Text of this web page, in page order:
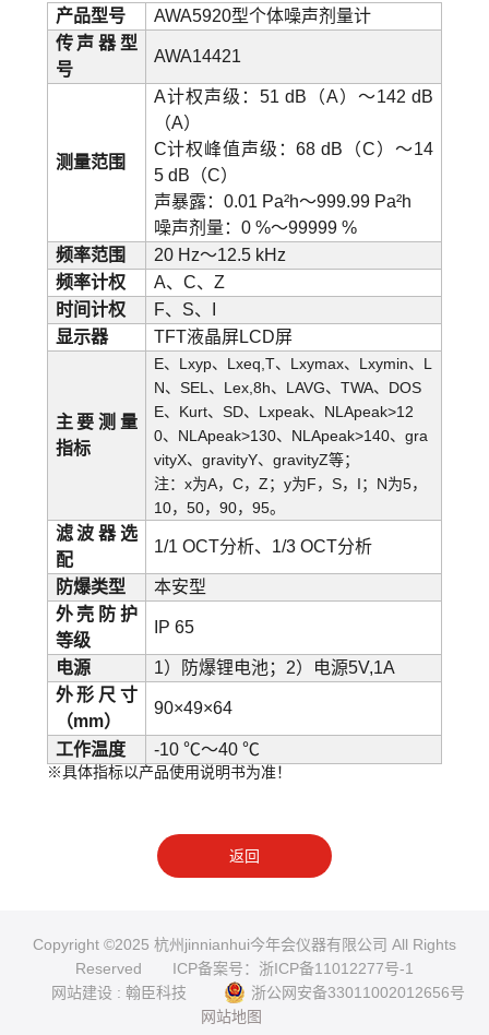
产品型号
AWA5920型个体噪声剂量计
传声器型
号
AWA14421
测量范围
A计权声级：51 dB（A）～142 dB
（A）
C计权峰值声级：68 dB（C）～14
5 dB（C）
声暴露：0.01 Pa²h～999.99 Pa²h
噪声剂量：0 %～99999 %
频率范围
20 Hz～12.5 kHz
频率计权
A、C、Z
时间计权
F、S、I
显示器
TFT液晶屏LCD屏
主要测量
指标
E、Lxyp、Lxeq,T、Lxymax、Lxymin、L
N、SEL、Lex,8h、LAVG、TWA、DOS
E、Kurt、SD、Lxpeak、NLApeak>12
0、NLApeak>130、NLApeak>140、gra
vityX、gravityY、gravityZ等；
注：x为A，C，Z；y为F，S，I；N为5，
10，50，90，95。
滤波器选
配
1/1 OCT分析、1/3 OCT分析
防爆类型
本安型
外壳防护
等级
IP 65
电源
1）防爆锂电池；2）电源5V,1A
外形尺寸
（mm）
90×49×64
工作温度 -10 ℃～40 ℃
※具体指标以产品使用说明书为准！
返回
Copyright ©2025 杭州jinnianhui今年会仪器有限公司 All Rights
Reserved
ICP备案号：浙ICP备11012277号-1
浙公网安备33011002012656号
网站建设 : 翰臣科技
网站地图